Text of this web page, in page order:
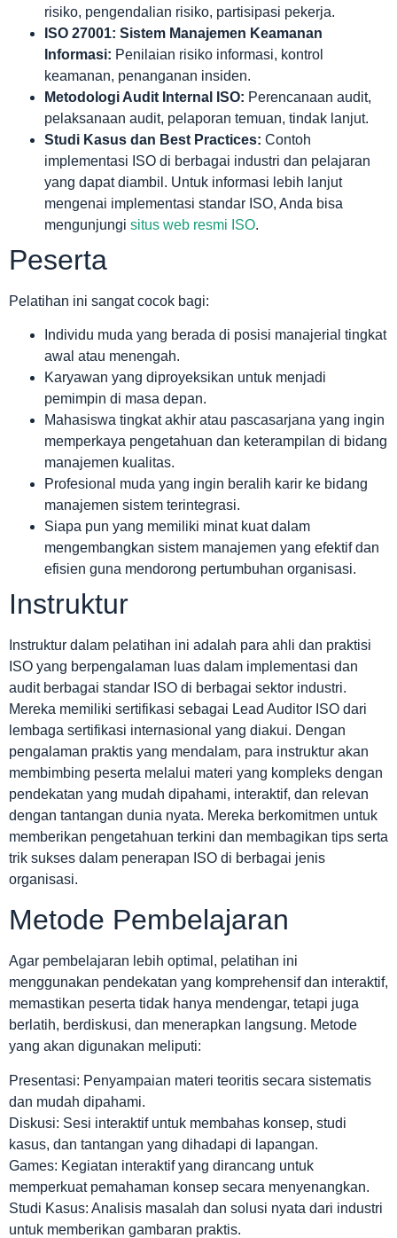
risiko, pengendalian risiko, partisipasi pekerja.
ISO 27001: Sistem Manajemen Keamanan
Informasi: Penilaian risiko informasi, kontrol
keamanan, penanganan insiden.
Metodologi Audit Internal ISO: Perencanaan audit,
pelaksanaan audit, pelaporan temuan, tindak lanjut.
Studi Kasus dan Best Practices: Contoh
implementasi ISO di berbagai industri dan pelajaran
yang dapat diambil. Untuk informasi lebih lanjut
mengenai implementasi standar ISO, Anda bisa
mengunjungi situs web resmi ISO.
Peserta
Pelatihan ini sangat cocok bagi:
Individu muda yang berada di posisi manajerial tingkat
awal atau menengah.
Karyawan yang diproyeksikan untuk menjadi
pemimpin di masa depan.
Mahasiswa tingkat akhir atau pascasarjana yang ingin
memperkaya pengetahuan dan keterampilan di bidang
manajemen kualitas.
Profesional muda yang ingin beralih karir ke bidang
manajemen sistem terintegrasi.
Siapa pun yang memiliki minat kuat dalam
mengembangkan sistem manajemen yang efektif dan
efisien guna mendorong pertumbuhan organisasi.
Instruktur
Instruktur dalam pelatihan ini adalah para ahli dan praktisi
ISO yang berpengalaman luas dalam implementasi dan
audit berbagai standar ISO di berbagai sektor industri.
Mereka memiliki sertifikasi sebagai Lead Auditor ISO dari
lembaga sertifikasi internasional yang diakui. Dengan
pengalaman praktis yang mendalam, para instruktur akan
membimbing peserta melalui materi yang kompleks dengan
pendekatan yang mudah dipahami, interaktif, dan relevan
dengan tantangan dunia nyata. Mereka berkomitmen untuk
memberikan pengetahuan terkini dan membagikan tips serta
trik sukses dalam penerapan ISO di berbagai jenis
organisasi.
Metode Pembelajaran
Agar pembelajaran lebih optimal, pelatihan ini
menggunakan pendekatan yang komprehensif dan interaktif,
memastikan peserta tidak hanya mendengar, tetapi juga
berlatih, berdiskusi, dan menerapkan langsung. Metode
yang akan digunakan meliputi:
Presentasi: Penyampaian materi teoritis secara sistematis
dan mudah dipahami.
Diskusi: Sesi interaktif untuk membahas konsep, studi
kasus, dan tantangan yang dihadapi di lapangan.
Games: Kegiatan interaktif yang dirancang untuk
memperkuat pemahaman konsep secara menyenangkan.
Studi Kasus: Analisis masalah dan solusi nyata dari industri
untuk memberikan gambaran praktis.